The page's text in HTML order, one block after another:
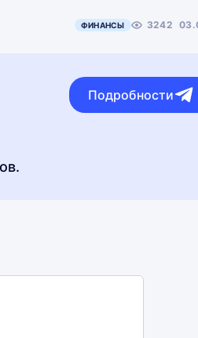
ФИНАНСЫ 3242
Подробности